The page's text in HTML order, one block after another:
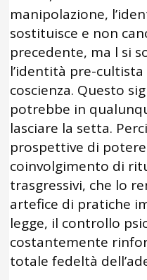
manipolazione,
sostituisce e non
precedente, ma l si
l’identità pre-cultista
coscienza. Questo
potrebbe in
lasciare la setta.
prospettive di
coinvolgimento di
trasgressivi, che lo
artefice di pratiche
legge, il controllo
costantemente
totale fedeltà